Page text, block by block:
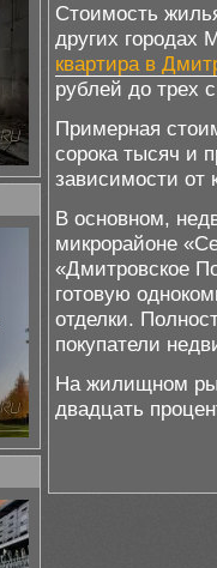
Стоимость
других городах
квартира в
рублей до трех
Примерная
сорока тысяч и
зависимости от
В основном,
микрорайоне
«Дмитровское
готовую
отделки.
покупатели
На жилищном
двадцать